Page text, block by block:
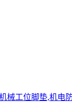
械工位脚垫,机电